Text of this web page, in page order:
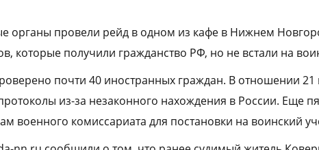
органы провели рейд в одном из кафе в Нижнем
которые получили гражданство РФ, но не встали на
почти 40 иностранных граждан. В отношении 21
из-за незаконного нахождения в России. Еще
военного комиссариата для постановки на воинский